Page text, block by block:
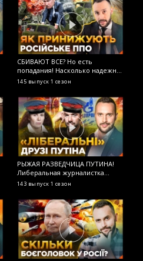
СБИВАЮТ ВСЕ? Но есть
попадания! Насколько надежно
российское ПВО? ОСТОРОЖНО!
145 выпуск 1 сезон
РЫЖАЯ РАЗВЕДЧИЦА ПУТИНА!
Либеральная журналистка
Латынина продолжает работать
143 выпуск 1 сезон